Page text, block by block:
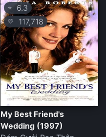
⭐6.3
💛 117,718
My Best Friend's
Wedding (1997)